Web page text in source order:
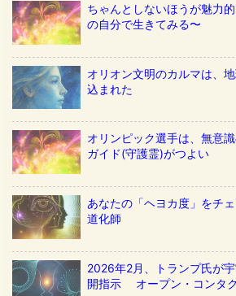
ちゃんとしないほうが魅力
の自分で生きてみる〜
オリオン文明のカルマは、
込まれた
オリンピック選手は、無意識
ガイド(守護霊)がつよい
あなたの「ヘヨカ度」をチ
道化師
2026年2月、トランプ氏が
開指示 オープン・コンタ